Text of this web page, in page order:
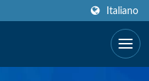
Italiano